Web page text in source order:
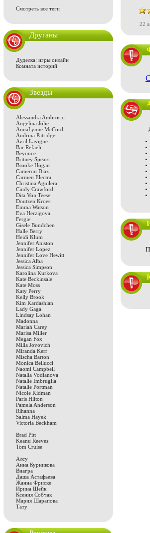
Смотреть все теги
Друганы
Дуделка: игры онлайн
Комната историй
Звезды
Alessandra Ambrosio
Angelina Jolie
AnnaLynne McCord
Audrina Patridge
Avril Lavigne
Bar Refaeli
Beyonce
Britney Spears
Brooke Hogan
Cameron Diaz
Carmen Electra
Christina Aguilera
Cindy Crawford
Dita Von Teese
Doutzen Kroes
Emma Watson
Eva Herzigova
Fergie
Gisele Bundchen
Halle Berry
Heidi Klum
Jennifer Aniston
Jennifer Lopez
Jennifer Love Hewitt
Jessica Alba
Jessica Simpson
Karolina Kurkova
Kate Beckinsale
Kate Moss
Katy Perry
Kelly Brook
Kim Kardashian
Lady Gaga
Lindsay Lohan
Madonna
Mariah Carey
Marisa Miller
Megan Fox
Milla Jovovich
Miranda Kerr
Mischa Barton
Monica Bellucci
Naomi Campbell
Natalia Vodianova
Natalie Imbruglia
Natalie Portman
Nicole Kidman
Paris Hilton
Pamela Anderson
Rihanna
Salma Hayek
Victoria Beckham
Brad Pitt
Keanu Reeves
Tom Cruise
Алсу
Анна Курникова
Виагра
Даша Астафьева
Жанна Фриске
Ирина Шейк
Ксения Собчак
Мария Шарапова
Тату
22